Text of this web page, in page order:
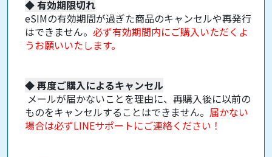
◆有効期限切れ
eSIMの有効期間が過ぎた商品のキャンセルや再発行
はできません。 必ず有効期間内にご購入いただくよ
うお願いいたします。
◆再度ご購入によるキャンセル
メールが届かないことを理由に、再購入後に以前の
ものをキャンセルすることはできません。 届かない
場合は必ずLINEサポートにご連絡ください！